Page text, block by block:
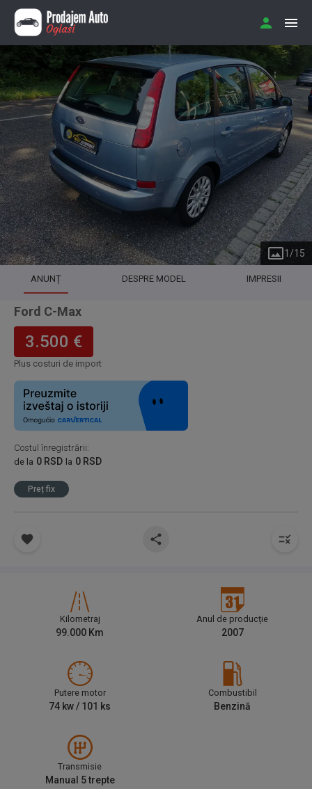
1 /15
ANUNȚ DESPRE MODEL IMPRESII
Ford C-Max
3.500 €
Plus costuri de import
Costul înregistrării:
de la 0 RSD la 0 RSD
Preț fix
Kilometraj
99.000 Km
Anul de producție
2007
Putere motor
74 kw / 101 ks
Combustibil
Benzină
Transmisie
Manual 5 trepte